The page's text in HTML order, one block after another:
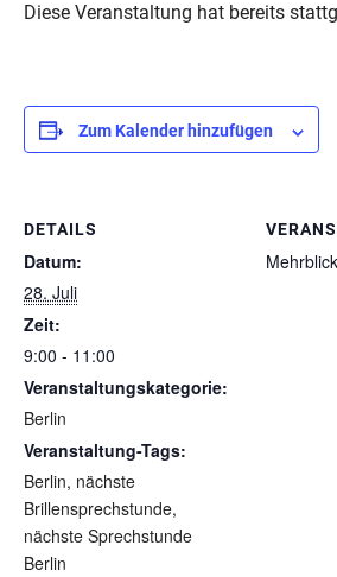
Diese Veranstaltung hat bereits
Zum Kalender hinzufügen
DETAILS
Datum:
28. Juli
Zeit:
9:00 - 11:00
Veranstaltungskategorie:
Berlin
Veranstaltung-Tags:
Berlin, nächste
Brillensprechstunde,
nächste Sprechstunde
Berlin